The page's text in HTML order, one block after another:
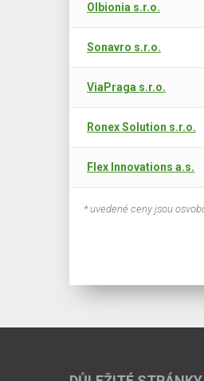
Olbionia s.r.o.
Sonavro s.r.o.
ViaPraga s.r.o.
Ronex Solution s.r.o.
Flex Innovations a.s.
* uvedené ceny jsou